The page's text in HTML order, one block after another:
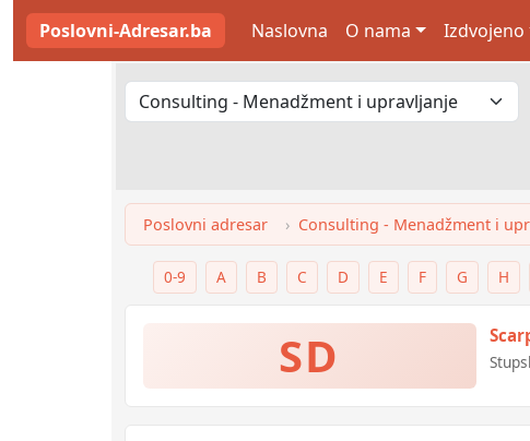
Poslovni-Adresar.ba Naslovna O nama Izdvojeno
Poslovni adresar Consulting - Menadžment i
0-9 A B C D E F G H
SD